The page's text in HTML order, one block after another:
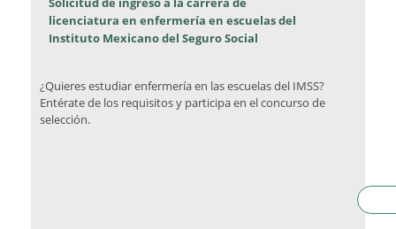
licenciatura en enfermería en escuelas del
Instituto Mexicano del Seguro Social
¿Quieres estudiar enfermería en las escuelas del IMSS?
Entérate de los requisitos y participa en el concurso de
selección.